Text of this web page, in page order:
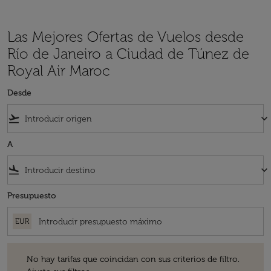
Las Mejores Ofertas de Vuelos desde
Río de Janeiro a Ciudad de Túnez de
Royal Air Maroc
Desde
flight_takeoff keyboard_arrow_down
A
flight_land keyboard_arrow_down
Presupuesto
EUR
No hay tarifas que coincidan con sus criterios de filtro.